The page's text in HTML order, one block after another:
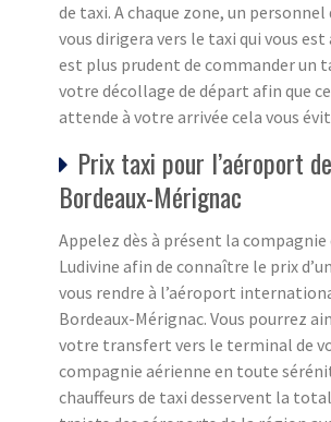
de taxi. A chaque zone, un personnel
vous dirigera vers le taxi qui vous
est plus prudent de commander un
votre décollage de départ afin que
attende à votre arrivée cela vous
Prix taxi pour l’aéroport de
Bordeaux-Mérignac
Appelez dès à présent la compagnie
Ludivine afin de connaître le prix
vous rendre à l’aéroport
Bordeaux-Mérignac. Vous pourrez
votre transfert vers le terminal de
compagnie aérienne en toute
chauffeurs de taxi desservent la